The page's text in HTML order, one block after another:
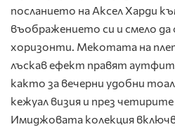
посланието на Аксел Харди
въображението си и смело
хоризонти. Мекотата на
лъскав ефект правят
както за вечерни удобни
кежуал визия и през
Имиджовата колекция